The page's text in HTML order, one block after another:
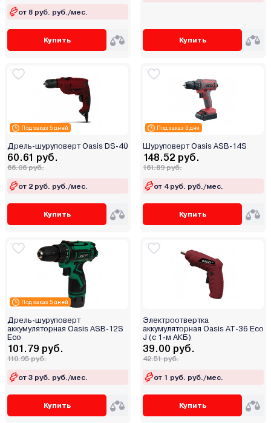
от 8 руб. руб./мес.
Купить Купить
Под заказ 5 дней
Дрель-шуруповерт Oasis DS-40
60.61 руб.
66.06 руб.
от 2 руб. руб./мес.
Купить
Под заказ 3 дня
Шуруповерт Oasis ASB-14S
148.52 руб.
161.89 руб.
от 4 руб. руб./мес.
Купить
Под заказ 5 дней
Дрель-шуруповерт
аккумуляторная Oasis ASB-12S
Eco
101.79 руб.
110.95 руб.
от 3 руб. руб./мес.
Купить
Электроотвертка
аккумуляторная Oasis AT-36 Eco
J (с 1-м АКБ)
39.00 руб.
42.51 руб.
от 1 руб. руб./мес.
Купить